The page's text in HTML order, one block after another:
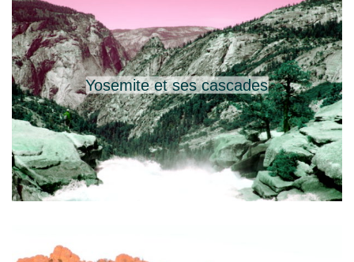
Yosemite et ses cascades